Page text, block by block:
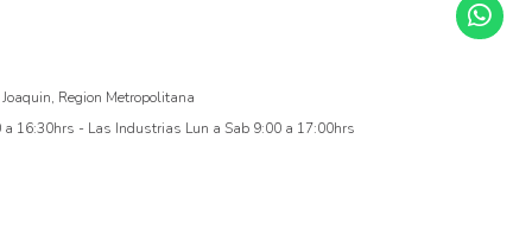
Region Metropolitana
16:30hrs - Las Industrias Lun a Sab 9:00 a 17:00hrs